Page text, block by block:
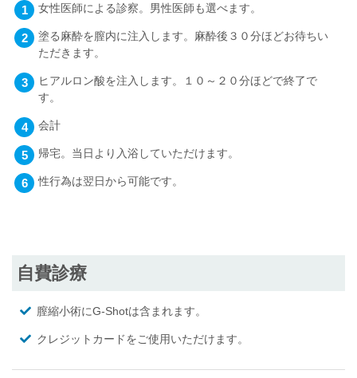
女性医師による診察。男性医師も選べます。
塗る麻酔を膣内に注入します。麻酔後３０分ほどお待ちい
ただきます。
ヒアルロン酸を注入します。１０～２０分ほどで終了で
す。
会計
帰宅。当日より入浴していただけます。
性行為は翌日から可能です。
自費診療
膣縮小術にG-Shotは含まれます。
クレジットカードをご使用いただけます。